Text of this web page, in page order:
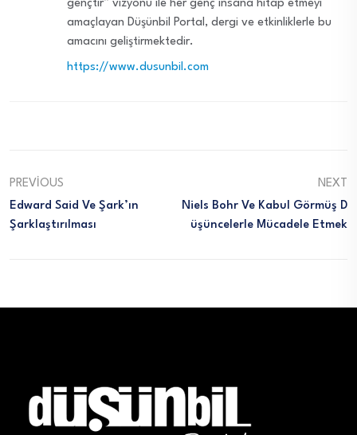
gençtir” vizyonu ile her genç insana hitap etmeyi
amaçlayan Düşünbil Portal, dergi ve etkinliklerle bu
amacını geliştirmektedir.
https://www.dusunbil.com
PREVIOUS
Edward Said Ve Şark’ın
Şarklaştırılması
NEXT
Niels Bohr Ve Kabul Görmüş D
Üşüncelerle Mücadele Etmek